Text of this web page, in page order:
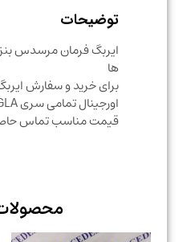
توضیحات
ایربگ فرمان مرسدس بنز
برای خرید و سفارش ایربگ
قیمت مناسب تماس حاصل
محصولات